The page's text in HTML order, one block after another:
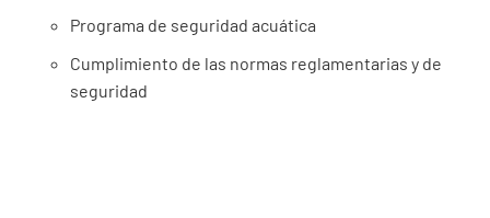
Programa de seguridad acuática
Cumplimiento de las normas reglamentarias y de
seguridad